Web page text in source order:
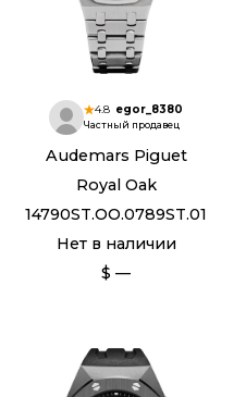
4.8 egor_8380
Частный продавец
Audemars Piguet
Royal Oak
14790ST.OO.0789ST.01
Нет в наличии
$ —